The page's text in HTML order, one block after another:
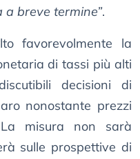
breve termine”.
favorevolmente la
di tassi più alti
decisioni di
nonostante prezzi
misura non sarà
sulle prospettive di